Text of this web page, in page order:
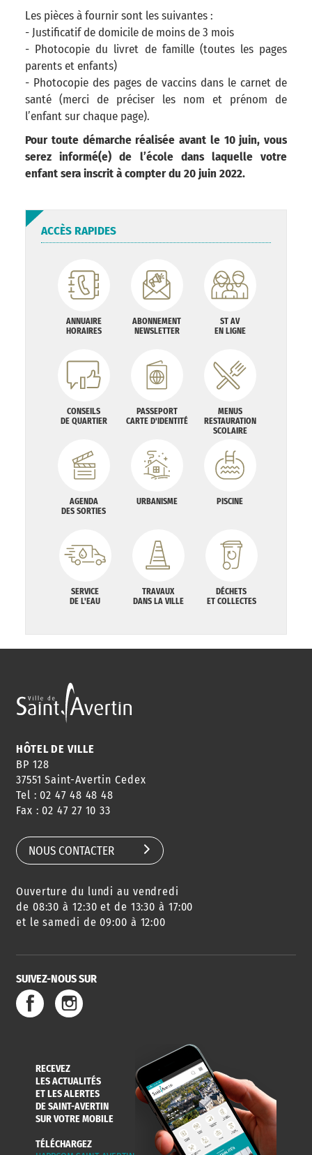
Les pièces à fournir sont les suivantes :
- Justificatif de domicile de moins de 3 mois
- Photocopie du livret de famille (toutes les pages
parents et enfants)
- Photocopie des pages de vaccins dans le carnet de
santé (merci de préciser les nom et prénom de
l’enfant sur chaque page).
Pour toute démarche réalisée avant le 10 juin, vous
serez informé(e) de l’école dans laquelle votre
enfant sera inscrit à compter du 20 juin 2022.
ACCÈS RAPIDES
ANNUAIRE
HORAIRES
ABONNEMENT
NEWSLETTER
ST AV
EN LIGNE
CONSEILS
DE QUARTIER
PASSEPORT
CARTE D'IDENTITÉ
MENUS
RESTAURATION
SCOLAIRE
AGENDA
DES SORTIES
URBANISME PISCINE
SERVICE
DE L'EAU
TRAVAUX
DANS LA VILLE
DÉCHETS
ET COLLECTES
HÔTEL DE VILLE
BP 128
37551 Saint-Avertin Cedex
Tel : 02 47 48 48 48
Fax : 02 47 27 10 33
NOUS CONTACTER
Ouverture du lundi au vendredi
de 08:30 à 12:30 et de 13:30 à 17:00
et le samedi de 09:00 à 12:00
SUIVEZ-NOUS SUR
RECEVEZ
LES ACTUALITÉS
ET LES ALERTES
DE SAINT-AVERTIN
SUR VOTRE MOBILE
TÉLÉCHARGEZ